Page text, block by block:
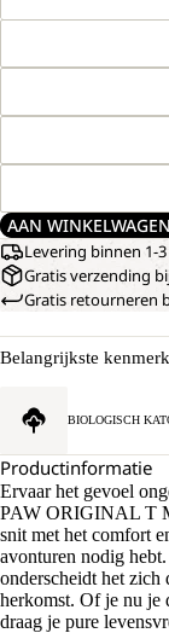
AAN
Levering binnen 1-
Gratis verzending
Gratis retourneren
Belangrijkste
BIOLOGISCH
Productinformatie
Ervaar het gevoel
PAW ORIGINAL T
snit met het comfort
avonturen nodig
onderscheidt het
herkomst. Of je nu je
draag je pure